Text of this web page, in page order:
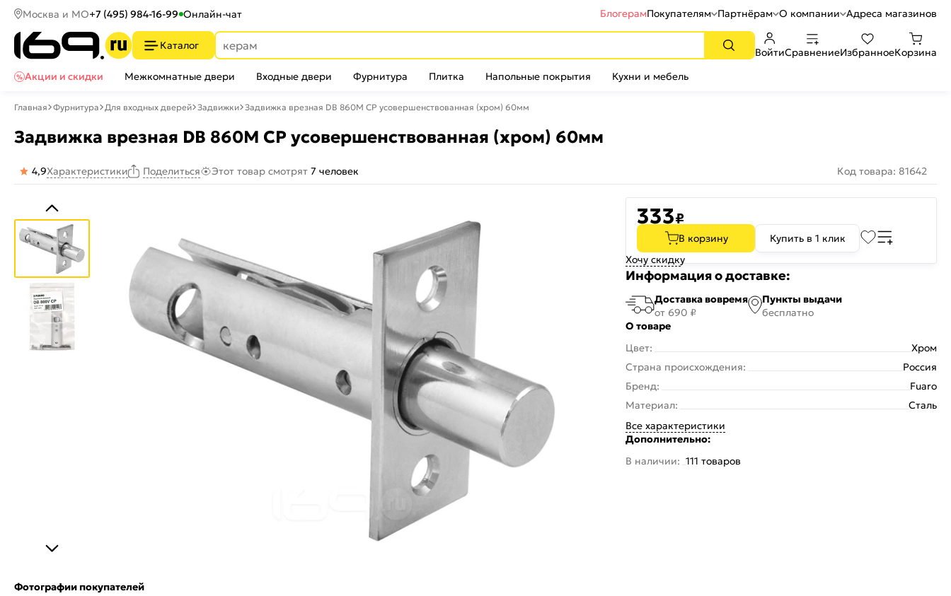
Москва и МО+7 (495) 984-16-99 Онлайн-чат БлогерамПокупателям Партнёрам О компании Адреса магазинов
Каталог
ВойтиСравнениеИзбранноеКорзина
Акции и скидки
Межкомнатные двери Входные двери Фурнитура Плитка Напольные покрытия Кухни и мебель
Главная Фурнитура Для входных дверей Задвижки Задвижка врезная DB 860M CP усовершенствованная (хром) 60мм
Задвижка врезная DB 860M CP усовершенствованная (хром) 60мм
4,9Характеристики Поделиться Этот товар смотрят 7 человек Код товара: 81642
Фотографии покупателей
333₽
В корзину
Купить в 1 клик
Хочу скидку
Информация о доставке:
Доставка вовремя
от 690 ₽
Пункты выдачи
бесплатно
О товаре
Цвет:
Хром
Страна происхождения:
Россия
Бренд:
Fuaro
Материал:
Сталь
Все характеристики
Дополнительно:
В наличии: 111 товаров